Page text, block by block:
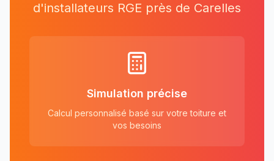
d'installateurs RGE près de Carelles
Simulation précise
Calcul personnalisé basé sur votre toiture et
vos besoins